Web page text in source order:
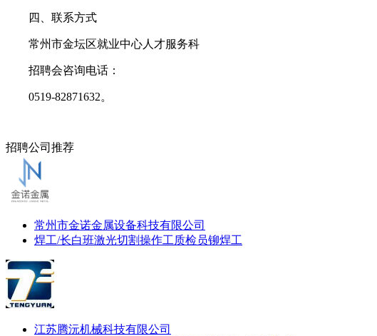
四、联系方式
常州市金坛区就业中心人才服务科
招聘会咨询电话：
0519-82871632。
招聘公司推荐
常州市金诺金属设备科技有限公司
焊工/长白班激光切割操作工质检员铆焊工
江苏腾沅机械科技有限公司